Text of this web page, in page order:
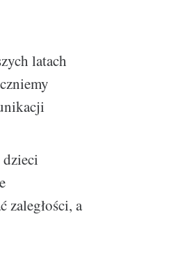
latach
zaległości, a